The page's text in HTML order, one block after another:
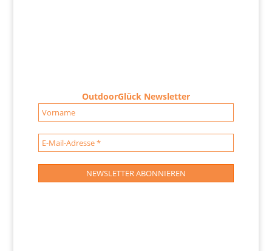
OutdoorGlück Newsletter